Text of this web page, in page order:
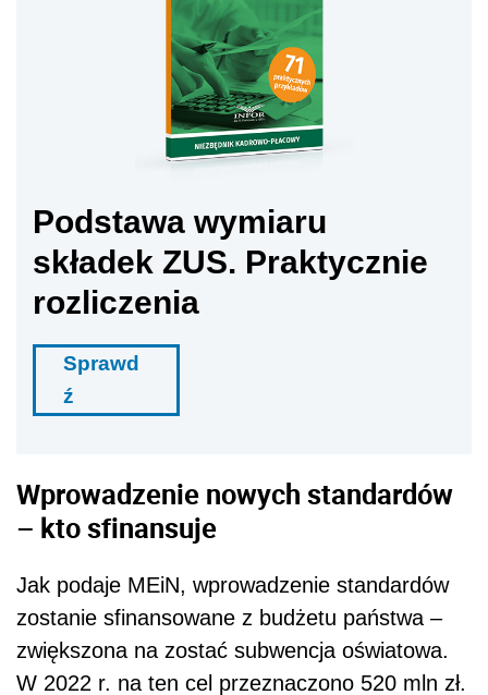
Podstawa wymiaru
składek ZUS. Praktycznie
rozliczenia
Sprawd
ź
Wprowadzenie nowych standardów
– kto sfinansuje
Jak podaje MEiN, wprowadzenie standardów
zostanie sfinansowane z budżetu państwa –
zwiększona na zostać subwencja oświatowa.
W 2022 r. na ten cel przeznaczono 520 mln zł.